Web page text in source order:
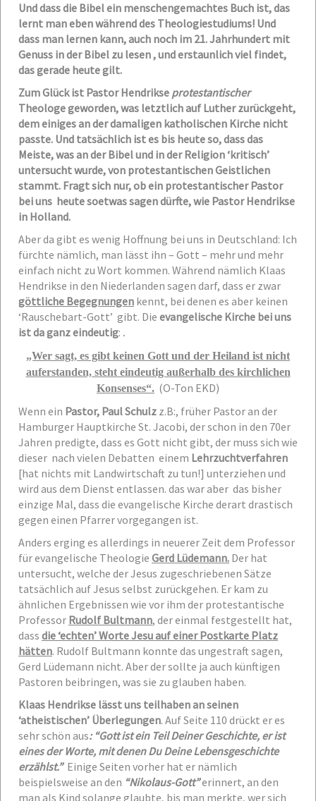
Und dass die Bibel ein menschengemachtes Buch ist, das
lernt man eben während des Theologiestudiums! Und
dass man lernen kann, auch noch im 21. Jahrhundert mit
Genuss in der Bibel zu lesen , und erstaunlich viel findet,
das gerade heute gilt.
Zum Glück ist Pastor Hendrikse protestantischer
Theologe geworden, was letztlich auf Luther zurückgeht,
dem einiges an der damaligen katholischen Kirche nicht
passte. Und tatsächlich ist es bis heute so, dass das
Meiste, was an der Bibel und in der Religion ‘kritisch’
untersucht wurde, von protestantischen Geistlichen
stammt. Fragt sich nur, ob ein protestantischer Pastor
bei uns heute soetwas sagen dürfte, wie Pastor Hendrikse
in Holland.
Aber da gibt es wenig Hoffnung bei uns in Deutschland: Ich
fürchte nämlich, man lässt ihn – Gott – mehr und mehr
einfach nicht zu Wort kommen. Während nämlich Klaas
Hendrikse in den Niederlanden sagen darf, dass er zwar
göttliche Begegnungen kennt, bei denen es aber keinen
‘Rauschebart-Gott’ gibt. Die evangelische Kirche bei uns
ist da ganz eindeutig: .
„Wer sagt, es gibt keinen Gott und der Heiland ist nicht
auferstanden, steht eindeutig außerhalb des kirchlichen
Konsenses“. (O-Ton EKD)
Wenn ein Pastor, Paul Schulz z.B:, früher Pastor an der
Hamburger Hauptkirche St. Jacobi, der schon in den 70er
Jahren predigte, dass es Gott nicht gibt, der muss sich wie
dieser nach vielen Debatten einem Lehrzuchtverfahren
[hat nichts mit Landwirtschaft zu tun!] unterziehen und
wird aus dem Dienst entlassen. das war aber das bisher
einzige Mal, dass die evangelische Kirche derart drastisch
gegen einen Pfarrer vorgegangen ist.
Anders erging es allerdings in neuerer Zeit dem Professor
für evangelische Theologie Gerd Lüdemann. Der hat
untersucht, welche der Jesus zugeschriebenen Sätze
tatsächlich auf Jesus selbst zurückgehen. Er kam zu
ähnlichen Ergebnissen wie vor ihm der protestantische
Professor Rudolf Bultmann, der einmal festgestellt hat,
dass die ‘echten’ Worte Jesu auf einer Postkarte Platz
hätten. Rudolf Bultmann konnte das ungestraft sagen,
Gerd Lüdemann nicht. Aber der sollte ja auch künftigen
Pastoren beibringen, was sie zu glauben haben.
Klaas Hendrikse lässt uns teilhaben an seinen
‘atheistischen’ Überlegungen. Auf Seite 110 drückt er es
sehr schön aus: “Gott ist ein Teil Deiner Geschichte, er ist
eines der Worte, mit denen Du Deine Lebensgeschichte
erzählst.”Einige Seiten vorher hat er nämlich
beispielsweise an den “Nikolaus-Gott”erinnert, an den
man als Kind solange glaubte, bis man merkte, wer sich